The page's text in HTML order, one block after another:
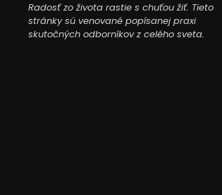
Radosť zo života rastie s chuťou žiť. Tieto
stránky sú venované popísanej praxi
skutočných odborníkov z celého sveta.